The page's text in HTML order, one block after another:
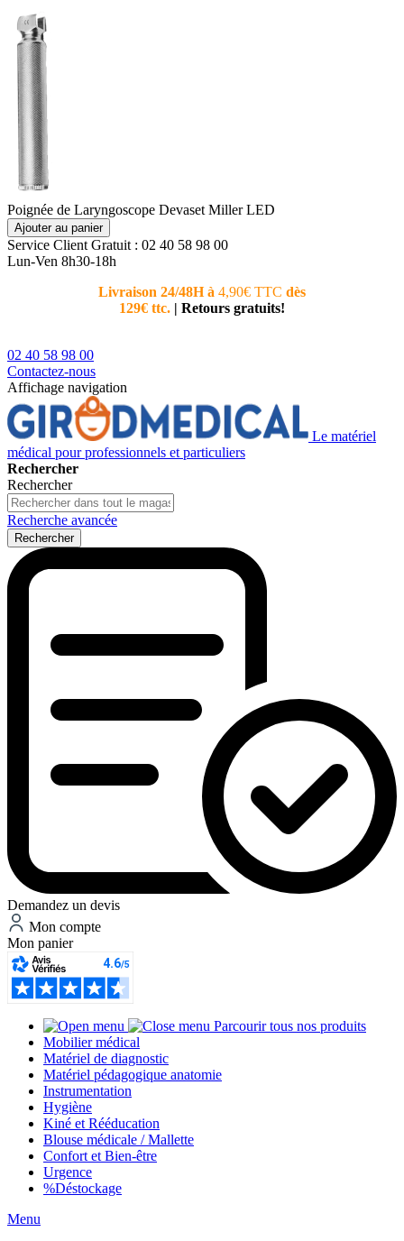
Poignée de Laryngoscope Devaset Miller LED
Ajouter au panier
Service Client Gratuit : 02 40 58 98 00
Lun-Ven 8h30-18h
Livraison 24/48H à 4,90€ TTC dès
129€ ttc. | Retours gratuits!
02 40 58 98 00
Contactez-nous
Affichage navigation
Le matériel
médical pour professionnels et particuliers
Rechercher
Rechercher
Recherche avancée
Rechercher
Demandez un devis
Mon compte
Mon panier
Parcourir tous nos produits
Mobilier médical
Matériel de diagnostic
Matériel pédagogique anatomie
Instrumentation
Hygiène
Kiné et Rééducation
Blouse médicale / Mallette
Confort et Bien-être
Urgence
%Déstockage
Menu